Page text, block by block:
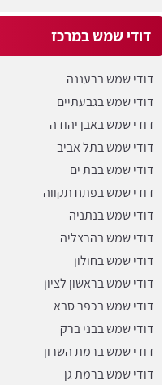
דודי שמש במרכז
דודי שמש ברעננה
דודי שמש בגבעתיים
דודי שמש באבן יהודה
דודי שמש בתל אביב
דודי שמש בבת ים
דודי שמש בפתח תקווה
דודי שמש בנתניה
דודי שמש בהרצליה
דודי שמש בחולון
דודי שמש בראשון לציון
דודי שמש בכפר סבא
דודי שמש בבני ברק
​דודי שמש ברמת השרון
דודי שמש ברמת גן